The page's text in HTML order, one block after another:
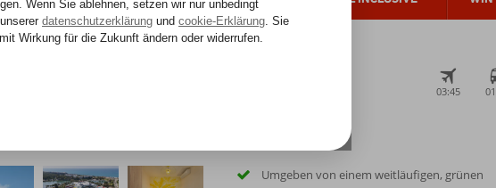
25 Jahre Erfahrung
Resort Seite
03:45
Umgeben von einem weitläufigen, grünen